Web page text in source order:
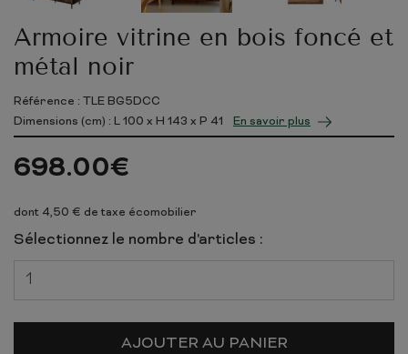
Armoire vitrine en bois foncé et
métal noir
Référence : TLE BG5DCC
Dimensions (cm) : L100 x H 143 x P 41 En savoir plus
698.00€
dont 4,50 € de taxe écomobilier
Sélectionnez le nombre d'articles :
AJOUTER AU PANIER